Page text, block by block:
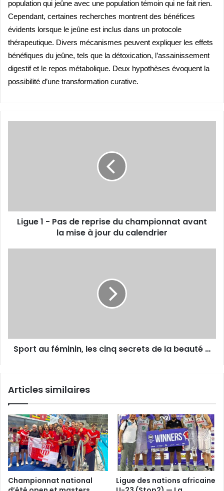
population qui jeûne avec une population témoin qui ne fait rien.
Cependant, certaines recherches montrent des bénéfices
évidents lorsque le jeûne est inclus dans un protocole
thérapeutique. Divers mécanismes peuvent expliquer les effets
bénéfiques du jeûne, tels que la détoxication, l’assainissement
digestif et le repos métabolique. Deux hypothèses évoquent la
possibilité d’une transformation curative.
avant
Ligue 1 - Pas de reprise du championnat avant
la mise à jour du calendrier
beauté
Sport au féminin, les cinq secrets de la beauté …
Articles similaires
Championnat national
Ligue des nations africaine